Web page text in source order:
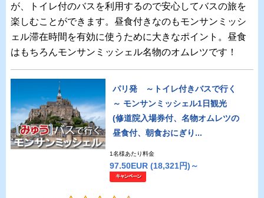
が、トイレ付のバスを利用するので安心してバスの旅を
楽しむことができます。昼食付きなのもモンサンミッシ
ェル滞在時間を有効に使うために大きなポイント。昼食
はもちろんモンサンミッシェル名物のオムレツです！
パリ発 ～トイレ付きバスで行く
～ モンサンミッシェル1日観光
(修道院入場券付、名物オムレツの
昼食付、朝食おにぎり...
1名様あたり料金
97.50EUR (18,321円)～